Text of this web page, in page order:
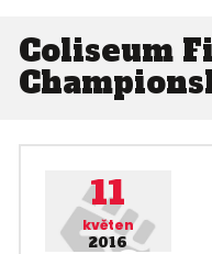
Coliseum
11
květen
2016